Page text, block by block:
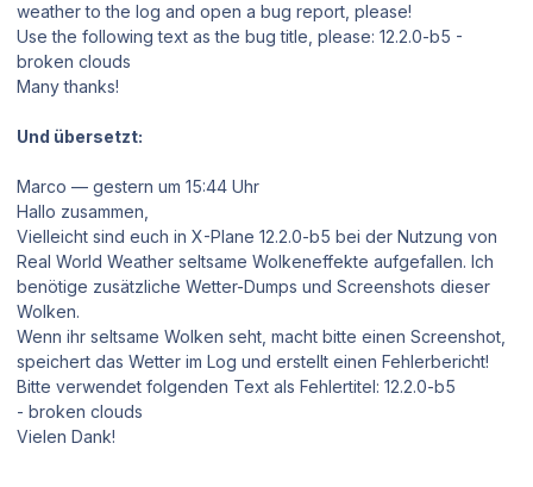
weather to the log and open a bug report, please!
Use the following text as the bug title, please: 12.2.0-b5 -
broken clouds
Many thanks!
Und übersetzt:
Marco — gestern um 15:44 Uhr
Hallo zusammen,
Vielleicht sind euch in X-Plane 12.2.0-b5 bei der Nutzung von
Real World Weather seltsame Wolkeneffekte aufgefallen. Ich
benötige zusätzliche Wetter-Dumps und Screenshots dieser
Wolken.
Wenn ihr seltsame Wolken seht, macht bitte einen Screenshot,
speichert das Wetter im Log und erstellt einen Fehlerbericht!
Bitte verwendet folgenden Text als Fehlertitel: 12.2.0-b5
- broken clouds
Vielen Dank!